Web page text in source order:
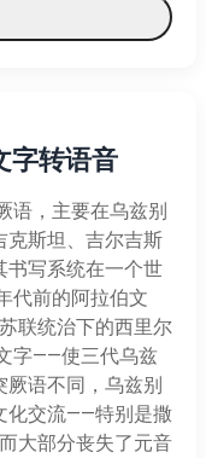
字转语音
语，主要在乌兹别
克斯坦、吉尔吉斯
书写系统在一个世
代前的阿拉伯文
联统治下的西里尔
字——使三代乌兹
厥语不同，乌兹别
化交流——特别是撒
大部分丧失了元音